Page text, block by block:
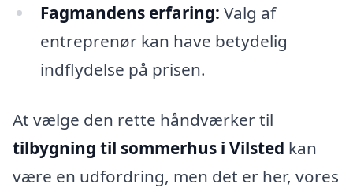
Fagmandens erfaring: Valg af
entreprenør kan have betydelig
indflydelse på prisen.
At vælge den rette håndværker til
tilbygning til sommerhus i Vilsted kan
være en udfordring, men det er her, vores